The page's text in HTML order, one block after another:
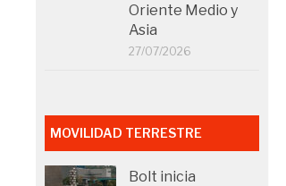
Oriente Medio y
Asia
27/07/2026
MOVILIDAD TERRESTRE
Bolt inicia